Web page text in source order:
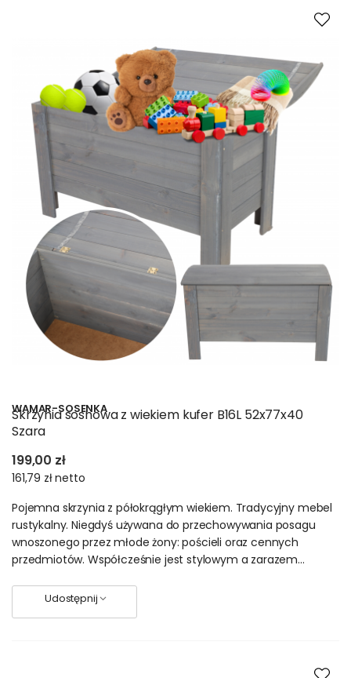
WAMAR-SOSENKA
Skrzynia sosnowa z wiekiem kufer B16L 52x77x40
Szara
199,00 zł
161,79 złnetto
Pojemna skrzynia z półokrągłym wiekiem. Tradycyjny mebel
rustykalny. Niegdyś używana do przechowywania posagu
wnoszonego przez młode żony: pościeli oraz cennych
przedmiotów. Współcześnie jest stylowym a zarazem...
Udostępnij